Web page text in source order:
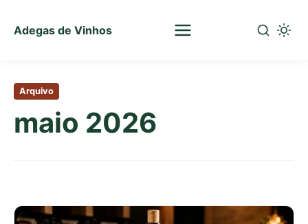
Adegas de Vinhos
Sua
de
para
conteúdo
principal
Arquivo
maio 2026